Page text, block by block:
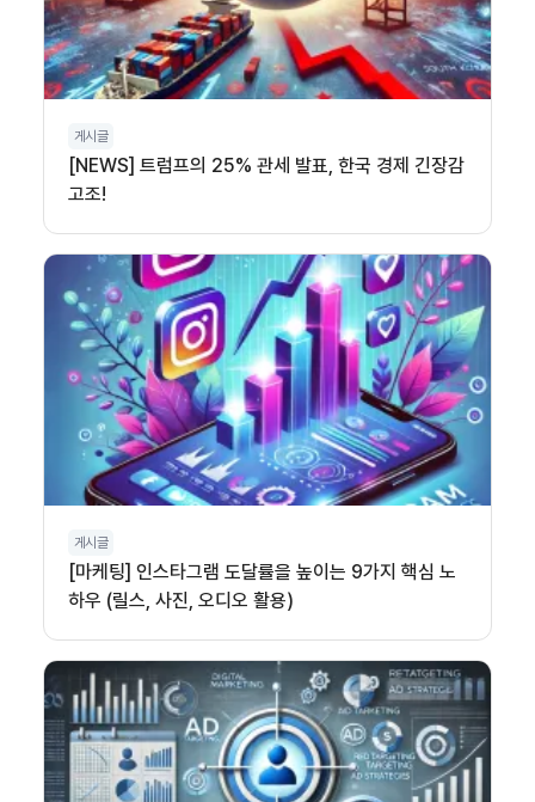
게시글
[NEWS] 트럼프의 25% 관세 발표, 한국 경제 긴장감
고조!
게시글
[마케팅] 인스타그램 도달률을 높이는 9가지 핵심 노
하우 (릴스, 사진, 오디오 활용)